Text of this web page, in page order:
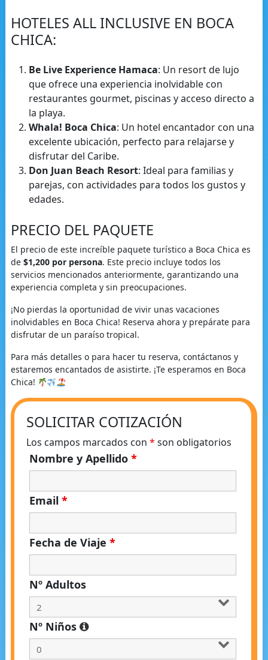
HOTELES ALL INCLUSIVE EN BOCA
CHICA:
Be Live Experience Hamaca: Un resort de lujo
que ofrece una experiencia inolvidable con
restaurantes gourmet, piscinas y acceso directo a
la playa.
Whala! Boca Chica: Un hotel encantador con una
excelente ubicación, perfecto para relajarse y
disfrutar del Caribe.
Don Juan Beach Resort: Ideal para familias y
parejas, con actividades para todos los gustos y
edades.
PRECIO DEL PAQUETE
El precio de este increíble paquete turístico a Boca Chica es
de $1,200 por persona. Este precio incluye todos los
servicios mencionados anteriormente, garantizando una
experiencia completa y sin preocupaciones.
¡No pierdas la oportunidad de vivir unas vacaciones
inolvidables en Boca Chica! Reserva ahora y prepárate para
disfrutar de un paraíso tropical.
Para más detalles o para hacer tu reserva, contáctanos y
estaremos encantados de asistirte. ¡Te esperamos en Boca
Chica!
SOLICITAR COTIZACIÓN
Los campos marcados con * son obligatorios
Nombre y Apellido *
Email *
Fecha de Viaje *
Nº Adultos
Nº Niños